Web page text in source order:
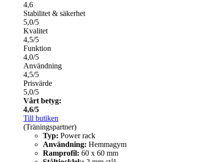
4,6
Stabilitet & säkerhet
5,0/5
Kvalitet
4,5/5
Funktion
4,0/5
Användning
4,5/5
Prisvärde
5,0/5
Vårt betyg:
4,6/5
Till butiken
(Träningspartner)
Typ: Power rack
Användning: Hemmagym
Ramprofil: 60 x 60 mm